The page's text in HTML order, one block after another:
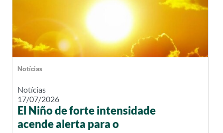
Notícias
Notícias
17/07/2026
El Niño de forte intensidade
acende alerta para o